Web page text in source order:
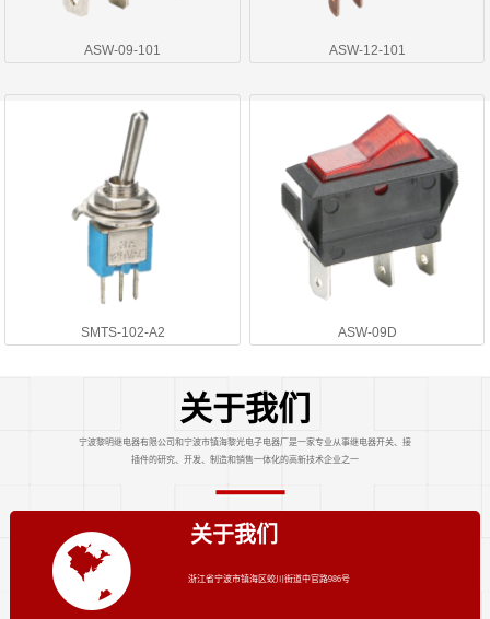
ASW-09-101 ASW-12-101
SMTS-102-A2 ASW-09D
关于我们
宁波黎明继电器有限公司和宁波市镇海黎光电子电器厂是一家专业从事继电器开关、接
插件的研究、开发、制造和销售一体化的高新技术企业之一
关于我们
浙江省宁波市镇海区蛟川街道中官路986号